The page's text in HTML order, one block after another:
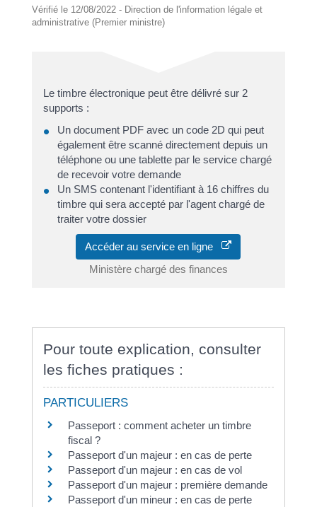
Vérifié le 12/08/2022 - Direction de l'information légale et
administrative (Premier ministre)
Le timbre électronique peut être délivré sur 2
supports :
Un document PDF avec un code 2D qui peut
également être scanné directement depuis un
téléphone ou une tablette par le service chargé
de recevoir votre demande
Un SMS contenant l'identifiant à 16 chiffres du
timbre qui sera accepté par l'agent chargé de
traiter votre dossier
Accéder au service en ligne
Ministère chargé des finances
Pour toute explication, consulter
les fiches pratiques :
PARTICULIERS
Passeport : comment acheter un timbre
fiscal ?
Passeport d'un majeur : en cas de perte
Passeport d'un majeur : en cas de vol
Passeport d'un majeur : première demande
Passeport d'un mineur : en cas de perte